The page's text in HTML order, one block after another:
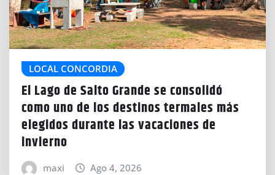
LOCAL CONCORDIA
El Lago de Salto Grande se consolidó
como uno de los destinos termales más
elegidos durante las vacaciones de
invierno
maxi Ago 4, 2026